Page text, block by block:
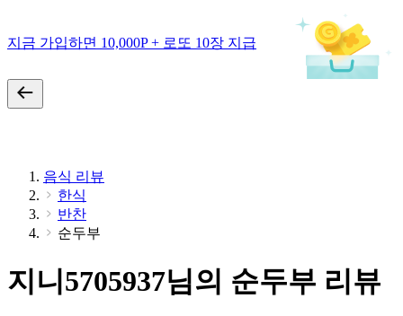
지금 가입하면 10,000P + 로또 10장 지급
음식 리뷰
한식
반찬
순두부
지니5705937님의 순두부 리뷰